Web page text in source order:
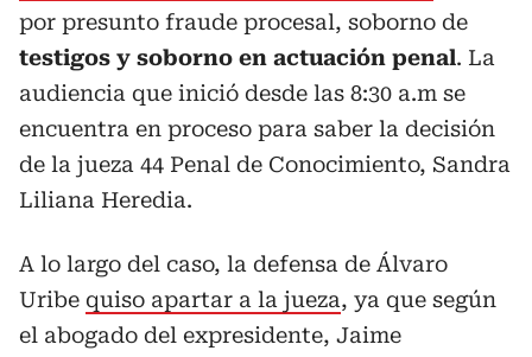
por presunto fraude procesal, soborno de
testigos y soborno en actuación penal. La
audiencia que inició desde las 8:30 a.m se
encuentra en proceso para saber la decisión
de la jueza 44 Penal de Conocimiento, Sandra
Liliana Heredia.
A lo largo del caso, la defensa de Álvaro
Uribe quiso apartar a la jueza, ya que según
el abogado del expresidente, Jaime